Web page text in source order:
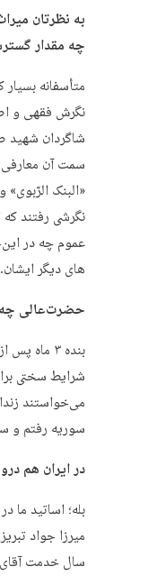
به نظرتان
چه مقدار
متأسفانه
نگرش فقهی و
شاگردان شهید
سمت آن معارفی
«البنک
نگرشی رفتند
عموم چه در
های دیگر ایشان.
حضرت‌عالی چه
شرایط سختی
می‌خواستند
سوریه رفتم و
در ایران هم
بله؛ اساتید
سال خدمت آقای